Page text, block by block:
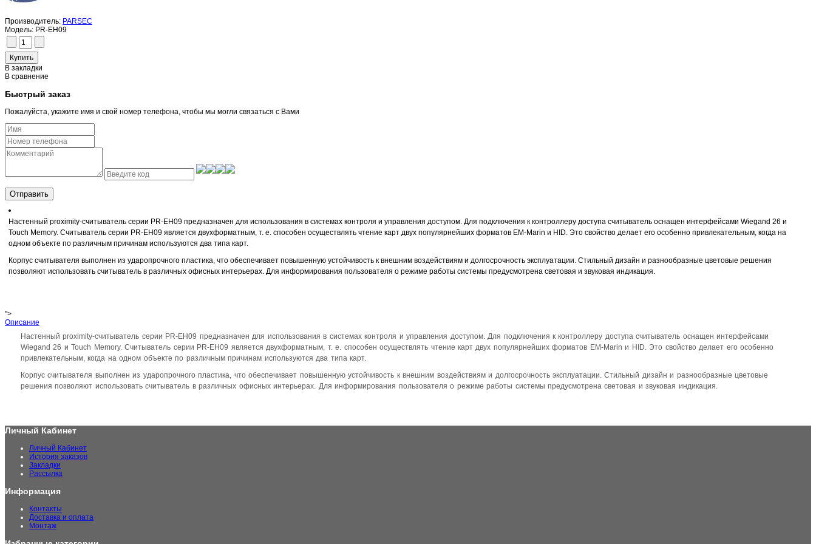
Производитель: PARSEC
Модель: PR-EH09
В закладки
В сравнение
Быстрый заказ
Пожалуйста, укажите имя и свой номер телефона, чтобы мы могли связаться с Вами
Отправить
Настенный proximity-считыватель серии PR-EH09 предназначен для использования в системах контроля и управления доступом. Для подключения к контроллеру доступа считыватель оснащен интерфейсами Wiegand 26 и
Touch Memory. Считыватель серии PR-EH09 является двухформатным, т. е. способен осуществлять чтение карт двух популярнейших форматов EM-Marin и HID. Это свойство делает его особенно привлекательным, когда на
одном объекте по различным причинам используются два типа карт.
Корпус считывателя выполнен из ударопрочного пластика, что обеспечивает повышенную устойчивость к внешним воздействиям и долгосрочность эксплуатации. Стильный дизайн и разнообразные цветовые решения
позволяют использовать считыватель в различных офисных интерьерах. Для информирования пользователя о режиме работы системы предусмотрена световая и звуковая индикация.
">
Описание
Настенный proximity-считыватель серии PR-EH09 предназначен для использования в системах контроля и управления доступом. Для подключения к контроллеру доступа считыватель оснащен интерфейсами
Wiegand 26 и Touch Memory. Считыватель серии PR-EH09 является двухформатным, т. е. способен осуществлять чтение карт двух популярнейших форматов EM-Marin и HID. Это свойство делает его особенно
привлекательным, когда на одном объекте по различным причинам используются два типа карт.
Корпус считывателя выполнен из ударопрочного пластика, что обеспечивает повышенную устойчивость к внешним воздействиям и долгосрочность эксплуатации. Стильный дизайн и разнообразные цветовые
решения позволяют использовать считыватель в различных офисных интерьерах. Для информирования пользователя о режиме работы системы предусмотрена световая и звуковая индикация.
Личный Кабинет
Личный Кабинет
История заказов
Закладки
Рассылка
Информация
Контакты
Доставка и оплата
Монтаж